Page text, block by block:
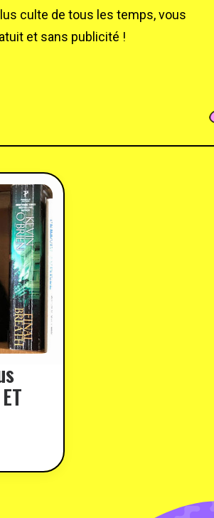
culte de tous les temps, vous
et sans publicité !